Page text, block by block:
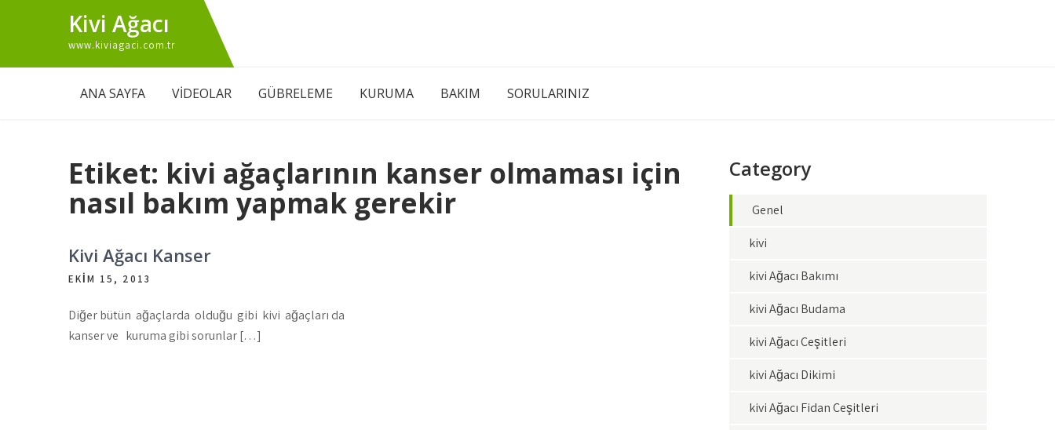
Kivi Ağacı
www.kiviagaci.com.tr
ANA SAYFA VİDEOLAR GÜBRELEME KURUMA BAKIM SORULARINIZ
Etiket: kivi ağaçlarının kanser olmaması için
nasıl bakım yapmak gerekir
Kivi Ağacı Kanser
EKIM 15, 2013
Diğer bütün ağaçlarda olduğu gibi kivi ağaçları da
kanser ve kuruma gibi sorunlar […]
Category
Genel
kivi
kivi Ağacı Bakımı
kivi Ağacı Budama
kivi Ağacı Çeşitleri
kivi Ağacı Dikimi
kivi Ağacı Fidan Çeşitleri